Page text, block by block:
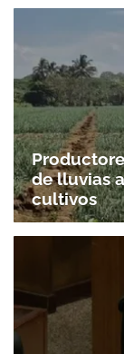
de lluvias
cultivos